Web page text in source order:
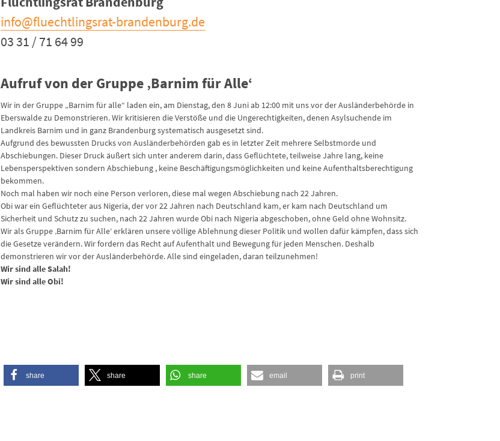
info@fluechtlingsrat-brandenburg.de
03 31 / 71 64 99
Aufruf von der Gruppe ‚Barnim für Alle‘
Wir in der Gruppe „Barnim für alle“ laden ein, am Dienstag, den 8 Juni ab 12:00 mit uns vor der Ausländerbehörde in
Eberswalde zu Demonstrieren. Wir kritisieren die Verstöße und die Ungerechtigkeiten, denen Asylsuchende im
Landkreis Barnim und in ganz Brandenburg systematisch ausgesetzt sind.
Aufgrund des bewussten Drucks von Ausländerbehörden gab es in letzter Zeit mehrere Selbstmorde und
Abschiebungen. Dieser Druck äußert sich unter anderem darin, dass Geflüchtete, teilweise Jahre lang, keine
Lebensperspektiven sondern Abschiebung , keine Beschäftigungsmöglichkeiten und keine Aufenthaltsberechtigung
bekommen.
Noch mal haben wir noch eine Person verloren, diese mal wegen Abschiebung nach 22 Jahren.
Obi war ein Geflüchteter aus Nigeria, der vor 22 Jahren nach Deutschland kam, er kam nach Deutschland um
Sicherheit und Schutz zu suchen, nach 22 Jahren wurde Obi nach Nigeria abgeschoben, ohne Geld ohne Wohnsitz.
Wir als Gruppe ‚Barnim für Alle‘ erklären unsere völlige Ablehnung dieser Politik und wollen dafür kämpfen, dass sich
die Gesetze verändern. Wir fordern das Recht auf Aufenthalt und Bewegung für jeden Menschen. Deshalb
demonstrieren wir vor der Ausländerbehörde. Alle sind eingeladen, daran teilzunehmen!
Wir sind alle Salah!
Wir sind alle Obi!
share share share email print